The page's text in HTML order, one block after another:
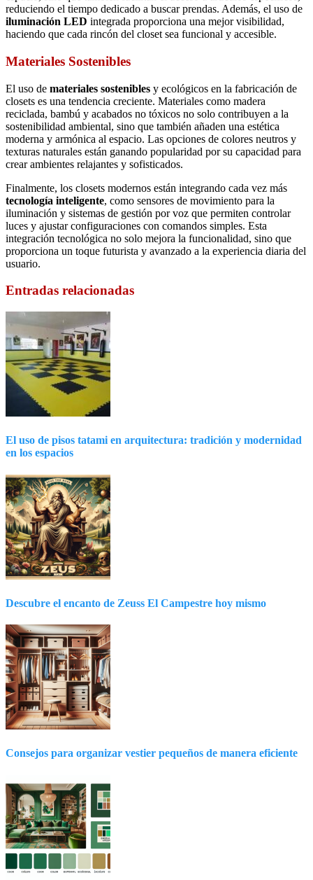
reduciendo el tiempo dedicado a buscar prendas. Además, el uso de
iluminación LED integrada proporciona una mejor visibilidad,
haciendo que cada rincón del closet sea funcional y accesible.
Materiales Sostenibles
El uso de materiales sostenibles y ecológicos en la fabricación de
closets es una tendencia creciente. Materiales como madera
reciclada, bambú y acabados no tóxicos no solo contribuyen a la
sostenibilidad ambiental, sino que también añaden una estética
moderna y armónica al espacio. Las opciones de colores neutros y
texturas naturales están ganando popularidad por su capacidad para
crear ambientes relajantes y sofisticados.
Finalmente, los closets modernos están integrando cada vez más
tecnología inteligente, como sensores de movimiento para la
iluminación y sistemas de gestión por voz que permiten controlar
luces y ajustar configuraciones con comandos simples. Esta
integración tecnológica no solo mejora la funcionalidad, sino que
proporciona un toque futurista y avanzado a la experiencia diaria del
usuario.
Entradas relacionadas
El uso de pisos tatami en arquitectura: tradición y modernidad
en los espacios
Descubre el encanto de Zeuss El Campestre hoy mismo
Consejos para organizar vestier pequeños de manera eficiente